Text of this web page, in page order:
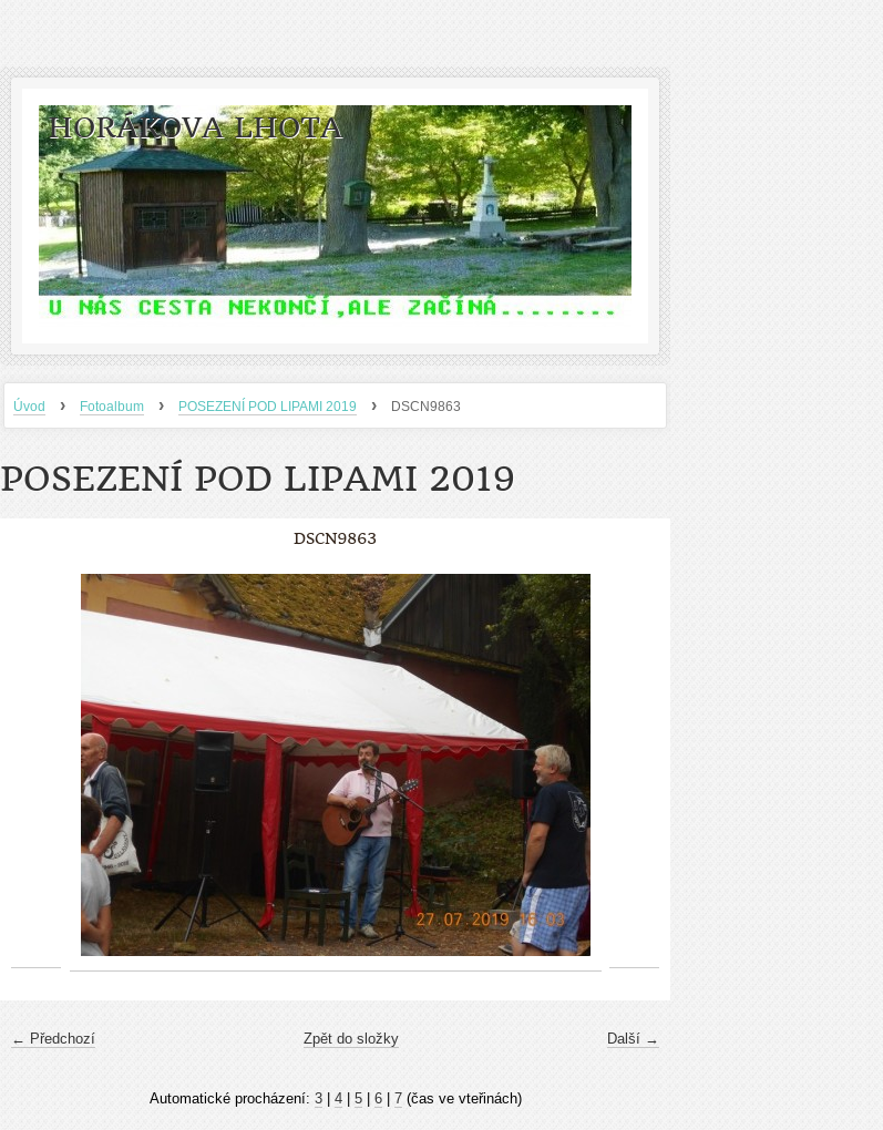
HORÁKOVA LHOTA
Úvod › Fotoalbum › POSEZENÍ POD LIPAMI 2019 › DSCN9863
POSEZENÍ POD LIPAMI 2019
DSCN9863
← Předchozí Další →
Zpět do složky
Automatické procházení: 3| 4| 5| 6| 7(čas ve vteřinách)